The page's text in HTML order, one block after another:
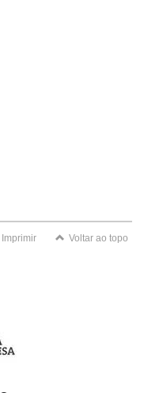
Imprimir Voltar ao topo